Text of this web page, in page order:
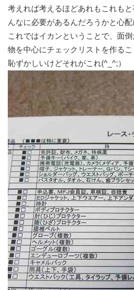
考えれば考えるほどあれもこれも
んなに必要があるんだろうかと心配
これではイカンということで、面
物を中心にチェックリストを作るこ
恥ずかしいけどそれがこれ(^_^;）